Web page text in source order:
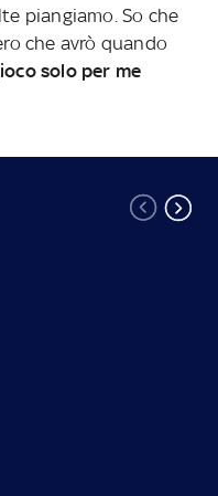
piangiamo. So che
che avrò quando
solo per me